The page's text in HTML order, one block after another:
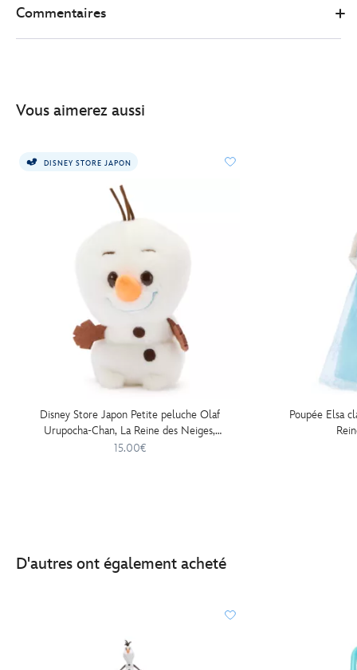
reine-
des-
Commentaires
Vous aimerez aussi
DISNEY STORE JAPON
Disney Store Japon Petite peluche Olaf
Urupocha-Chan, La Reine des Neiges,
11 cm
15.00€
Poupée Elsa
D'autres ont également acheté